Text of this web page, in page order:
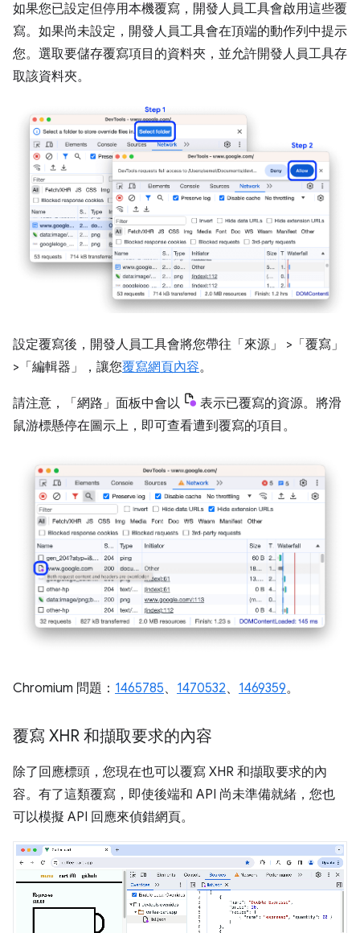
如果您已設定但停用本機覆寫，開發人員工具會啟用這些覆
寫。如果尚未設定，開發人員工具會在頂端的動作列中提示
您。選取要儲存覆寫項目的資料夾，並允許開發人員工具存
取該資料夾。
設定覆寫後，開發人員工具會將您帶往「來源」
>「覆寫」
>「編輯器」
，讓您覆寫網頁內容。
請注意，「網路」 面板中會以
表示已覆寫的資源。將滑
鼠游標懸停在圖示上，即可查看遭到覆寫的項目。
Chromium 問題： 1465785、 1470532、 1469359。
覆寫 XHR 和擷取要求的內容
除了回應標頭，您現在也可以覆寫 XHR 和擷取要求的內
容。有了這類覆寫，即使後端和 API 尚未準備就緒，您也
可以模擬 API 回應來偵錯網頁。